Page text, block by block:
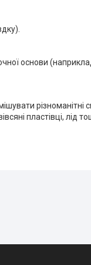
основи
різноманітні
пластівці, лід